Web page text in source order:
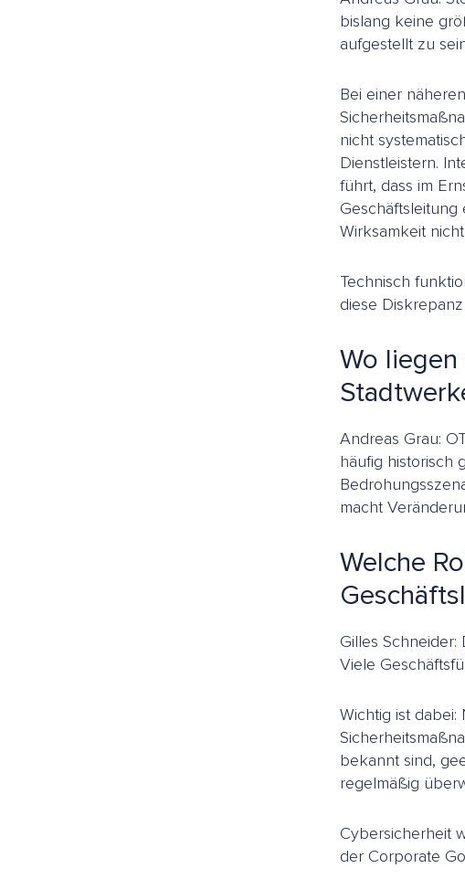
bislang keine
aufgestellt zu
Bei einer
nicht
Dienstleistern.
führt, dass im
Wirksamkeit
Technisch
diese
Wo
Andreas Grau:
häufig historisch
macht
Welche
Gilles
Viele
Wichtig ist
bekannt sind,
regelmäßig
Cybersicherheit
der Corporate